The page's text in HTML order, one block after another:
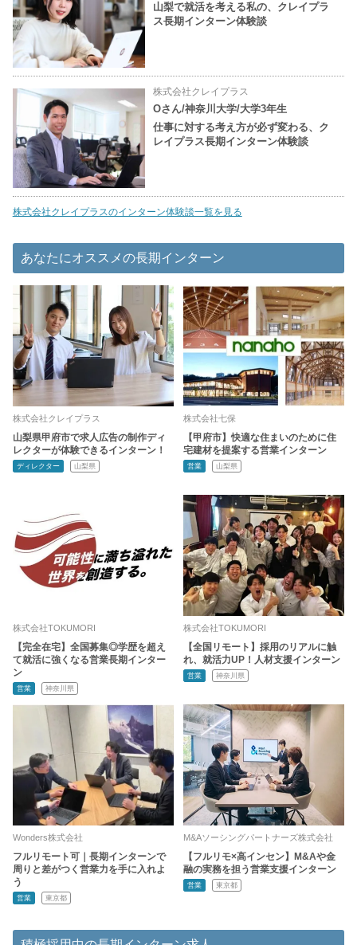
山梨で就活を考える私の、クレイプラ
ス長期インターン体験談
株式会社クレイプラス
Oさん/神奈川大学/大学3年生
仕事に対する考え方が必ず変わる、ク
レイプラス長期インターン体験談
株式会社クレイプラスのインターン体験談一覧を見る
あなたにオススメの長期インターン
株式会社クレイプラス
山梨県甲府市で求人広告の制作ディ
レクターが体験できるインターン！
ディレクター 山梨県
株式会社七保
【甲府市】快適な住まいのために住
宅建材を提案する営業インターン
営業 山梨県
株式会社TOKUMORI
【完全在宅】全国募集◎学歴を超え
て就活に強くなる営業長期インター
ン
営業 神奈川県
株式会社TOKUMORI
【全国リモート】採用のリアルに触
れ、就活力UP！人材支援インターン
営業 神奈川県
Wonders株式会社
フルリモート可｜長期インターンで
周りと差がつく営業力を手に入れよ
う
営業 東京都
M&Aソーシングパートナーズ株式会社
【フルリモ×高インセン】M&Aや金
融の実務を担う営業支援インターン
営業 東京都